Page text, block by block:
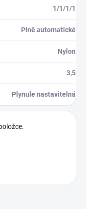
1/1/1/1
Plně automatické
Nylon
3,5
Plynule nastavitelná